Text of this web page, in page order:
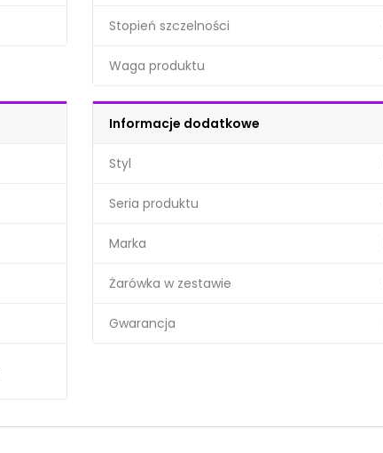
Stopień szczelności
Waga produktu
Informacje dodatkowe
Styl
Seria produktu
Marka
Żarówka w zestawie
Gwarancja